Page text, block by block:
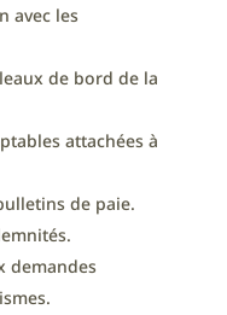
avec les
de bord de la
attachées à
de paie.
demandes